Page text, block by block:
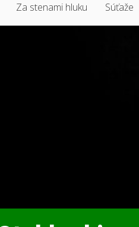
Za stenami hluku Súťaže